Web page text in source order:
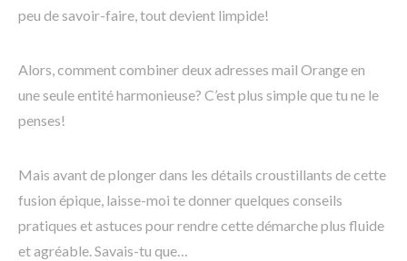
peu de savoir-faire, tout devient limpide!
Alors, comment combiner deux adresses mail Orange en
une seule entité harmonieuse? C’est plus simple que tu ne le
penses!
Mais avant de plonger dans les détails croustillants de cette
fusion épique, laisse-moi te donner quelques conseils
pratiques et astuces pour rendre cette démarche plus fluide
et agréable. Savais-tu que…